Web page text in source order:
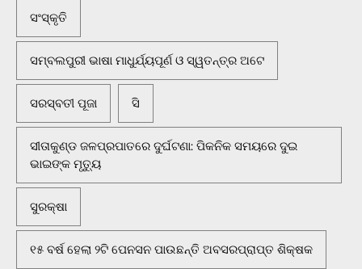
ସଂସ୍କୃତି
ସମ୍ବଲପୁରୀ ଭାଷା ମାଧୁର୍ଯ୍ୟପୂର୍ଣ ଓ ସ୍ୱତନ୍ତ୍ର ଅଟେ
ସରସ୍ବତୀ ପୂଜା ସି
ସୀତାକୁଣ୍ଡ ଜଳପ୍ରପାତରେ ଦୁର୍ଘଟଣା: ପିକନିକ ସମୟରେ ଦୁଇ
ଭାଇଙ୍କ ମୃତ୍ୟୁ
ସୁରକ୍ଷା
୧୫ ବର୍ଷ ହେଲା ୨ଟି ପେନସନ ପାଉଛନ୍ତି ଅବସରପ୍ରାପ୍ତ ଶିକ୍ଷକ